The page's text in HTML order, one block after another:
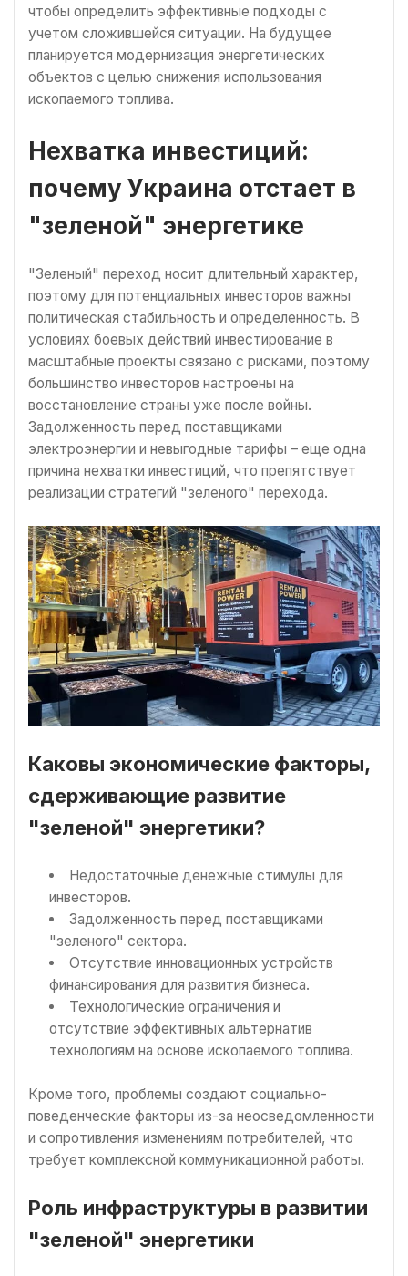
чтобы определить эффективные подходы с
учетом сложившейся ситуации. На будущее
планируется модернизация энергетических
объектов с целью снижения использования
ископаемого топлива.
Нехватка инвестиций:
почему Украина отстает в
"зеленой" энергетике
"Зеленый" переход носит длительный характер,
поэтому для потенциальных инвесторов важны
политическая стабильность и определенность. В
условиях боевых действий инвестирование в
масштабные проекты связано с рисками, поэтому
большинство инвесторов настроены на
восстановление страны уже после войны.
Задолженность перед поставщиками
электроэнергии и невыгодные тарифы – еще одна
причина нехватки инвестиций, что препятствует
реализации стратегий "зеленого" перехода.
Каковы экономические факторы,
сдерживающие развитие
"зеленой" энергетики?
Недостаточные денежные стимулы для
инвесторов.
Задолженность перед поставщиками
"зеленого" сектора.
Отсутствие инновационных устройств
финансирования для развития бизнеса.
Технологические ограничения и
отсутствие эффективных альтернатив
технологиям на основе ископаемого топлива.
Кроме того, проблемы создают социально-
поведенческие факторы из-за неосведомленности
и сопротивления изменениям потребителей, что
требует комплексной коммуникационной работы.
Роль инфраструктуры в развитии
"зеленой" энергетики